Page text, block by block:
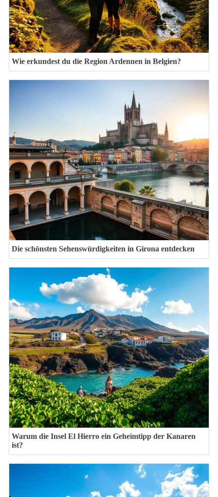
Wie erkundest du die Region Ardennen in Belgien?
Die schönsten Sehenswürdigkeiten in Girona entdecken
Warum die Insel El Hierro ein Geheimtipp der Kanaren
ist?